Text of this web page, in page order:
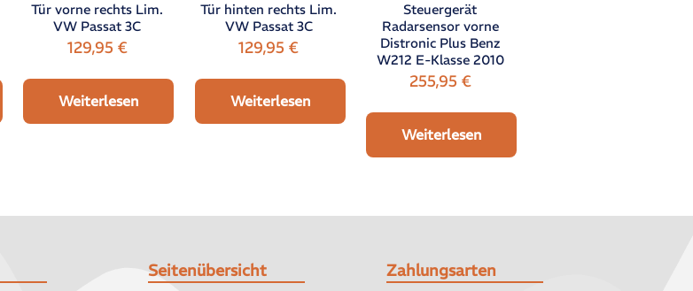
Tür vorne rechts Lim.
VW Passat 3C
129,95 €
Weiterlesen
Tür hinten rechts Lim.
VW Passat 3C
129,95€
Weiterlesen
Steuergerät
Radarsensor vorne
Distronic Plus Benz
W212 E-Klasse 2010
255,95 €
Weiterlesen
Seitenübersicht Zahlungsarten